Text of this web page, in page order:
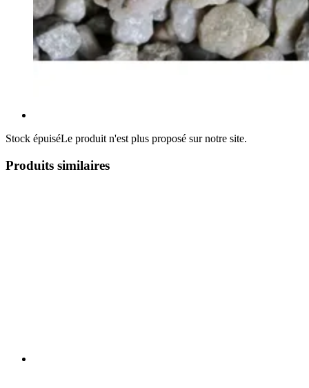
Stock épuiséLe produit n'est plus proposé sur notre site.
Produits similaires